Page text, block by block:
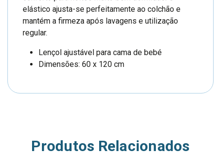
elástico ajusta-se perfeitamente ao colchão e
mantém a firmeza após lavagens e utilização
regular.
Lençol ajustável para cama de bebé
Dimensões: 60 x 120 cm
Produtos Relacionados